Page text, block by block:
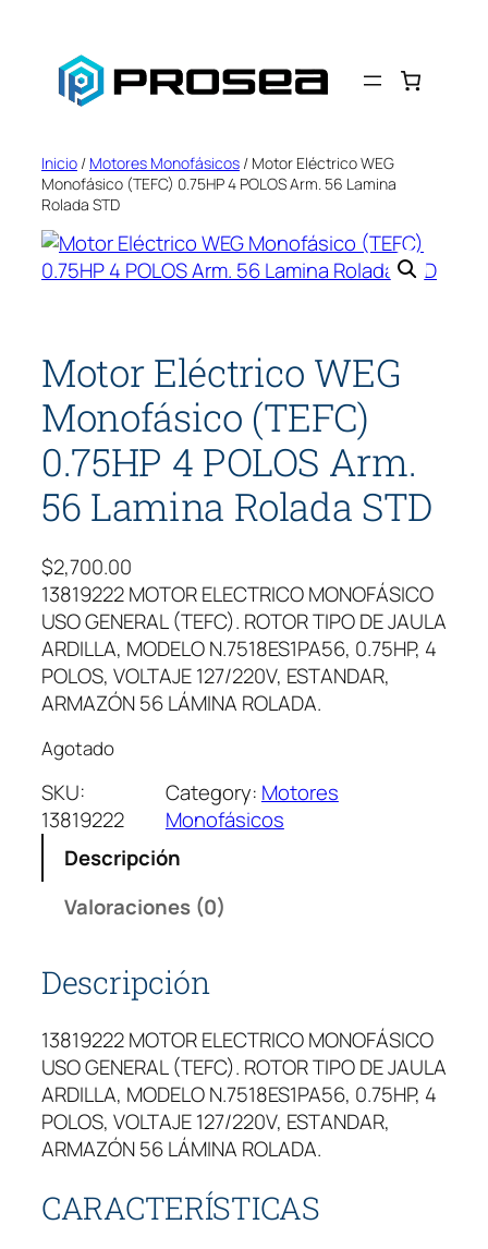
contenido
Inicio / Motores Monofásicos / Motor Eléctrico WEG
Monofásico (TEFC) 0.75HP 4 POLOS Arm. 56 Lamina
Rolada STD
Motor Eléctrico WEG
Monofásico (TEFC)
0.75HP 4 POLOS Arm.
56 Lamina Rolada STD
$2,700.00
13819222 MOTOR ELECTRICO MONOFÁSICO
USO GENERAL (TEFC). ROTOR TIPO DE JAULA
ARDILLA, MODELO N.7518ES1PA56, 0.75HP, 4
POLOS, VOLTAJE 127/220V, ESTANDAR,
ARMAZÓN 56 LÁMINA ROLADA.
Agotado
SKU:
13819222
Category: Motores
Monofásicos
Descripción
Valoraciones (0)
Descripción
13819222 MOTOR ELECTRICO MONOFÁSICO
USO GENERAL (TEFC). ROTOR TIPO DE JAULA
ARDILLA, MODELO N.7518ES1PA56, 0.75HP, 4
POLOS, VOLTAJE 127/220V, ESTANDAR,
ARMAZÓN 56 LÁMINA ROLADA.
CARACTERÍSTICAS